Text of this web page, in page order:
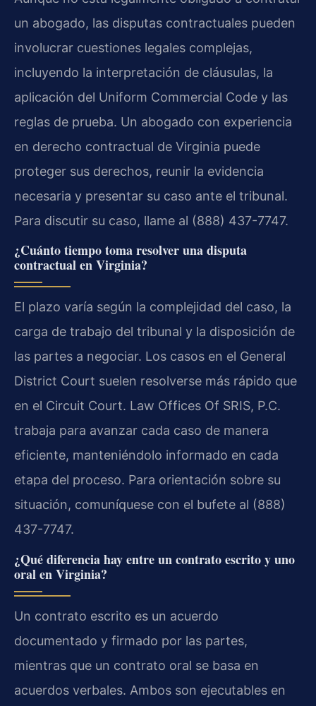
un abogado, las disputas contractuales pueden
involucrar cuestiones legales complejas,
incluyendo la interpretación de cláusulas, la
aplicación del Uniform Commercial Code y las
reglas de prueba. Un abogado con experiencia
en derecho contractual de Virginia puede
proteger sus derechos, reunir la evidencia
necesaria y presentar su caso ante el tribunal.
Para discutir su caso, llame al (888) 437-7747.
¿Cuánto tiempo toma resolver una disputa
contractual en Virginia?
El plazo varía según la complejidad del caso, la
carga de trabajo del tribunal y la disposición de
las partes a negociar. Los casos en el General
District Court suelen resolverse más rápido que
en el Circuit Court. Law Offices Of SRIS, P.C.
trabaja para avanzar cada caso de manera
eficiente, manteniéndolo informado en cada
etapa del proceso. Para orientación sobre su
situación, comuníquese con el bufete al (888)
437-7747.
¿Qué diferencia hay entre un contrato escrito y uno
oral en Virginia?
Un contrato escrito es un acuerdo
documentado y firmado por las partes,
mientras que un contrato oral se basa en
acuerdos verbales. Ambos son ejecutables en